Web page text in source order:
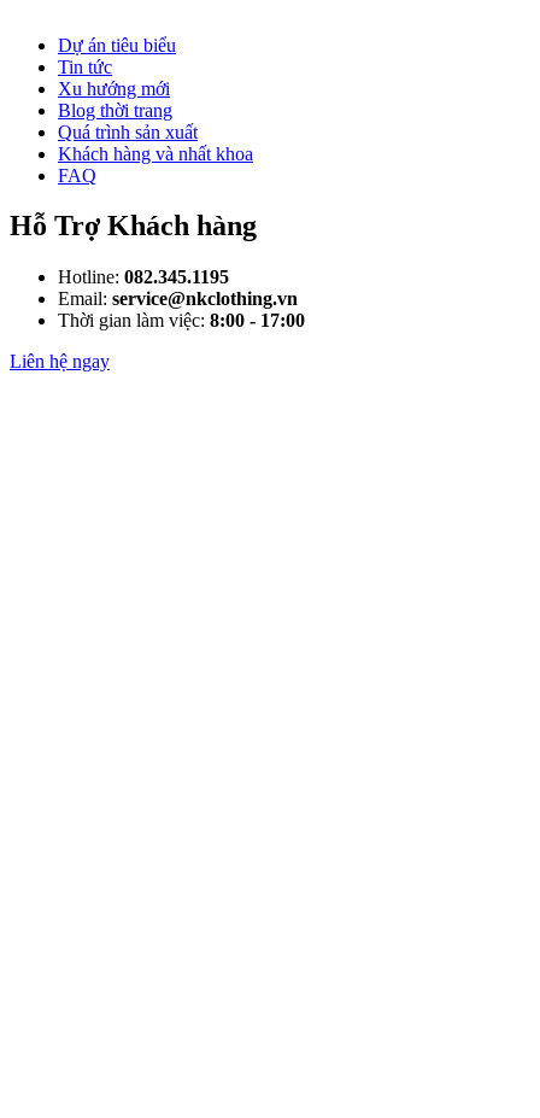
Dự án tiêu biểu
Tin tức
Xu hướng mới
Blog thời trang
Quá trình sản xuất
Khách hàng và nhất khoa
FAQ
Hỗ Trợ Khách hàng
Hotline: 082.345.1195
Email: service@nkclothing.vn
Thời gian làm việc: 8:00 - 17:00
Liên hệ ngay